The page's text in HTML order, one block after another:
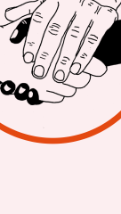
und das
Die
bereits
500